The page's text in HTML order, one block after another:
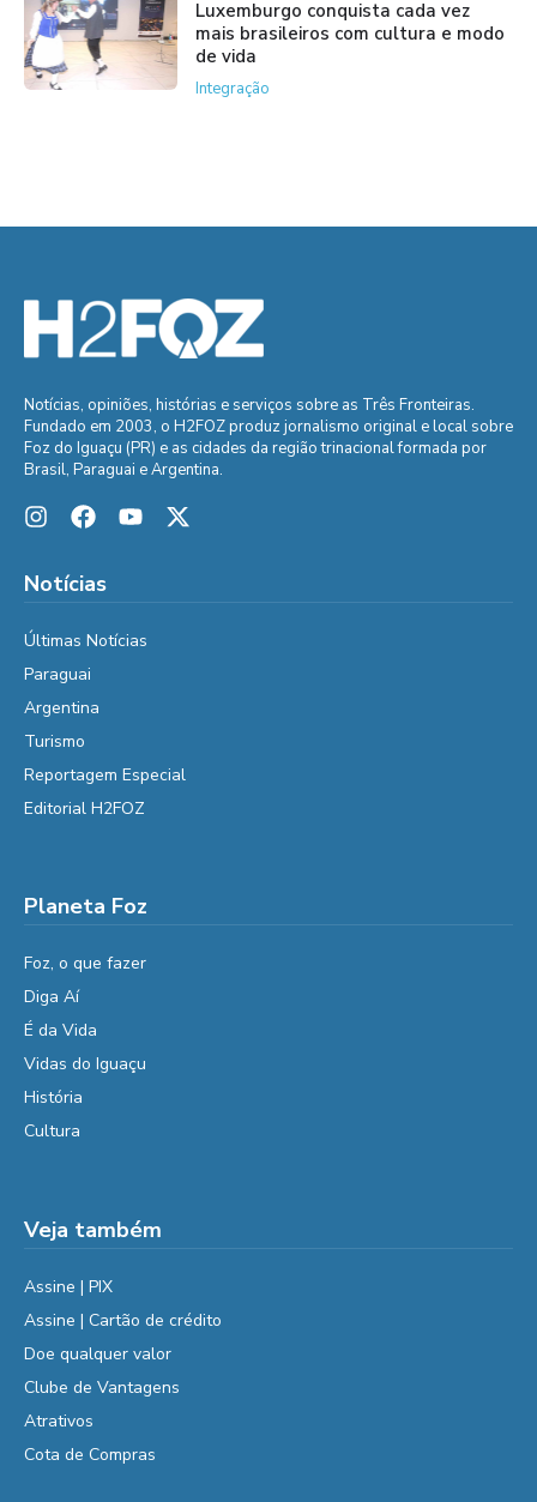
Luxemburgo conquista cada vez
mais brasileiros com cultura e modo
de vida
Integração
Notícias, opiniões, histórias e serviços sobre as Três Fronteiras.
Fundado em 2003, o H2FOZ produz jornalismo original e local sobre
Foz do Iguaçu (PR) e as cidades da região trinacional formada por
Brasil, Paraguai e Argentina.
Notícias
Últimas Notícias
Paraguai
Argentina
Turismo
Reportagem Especial
Editorial H2FOZ
Planeta Foz
Foz, o que fazer
Diga Aí
É da Vida
Vidas do Iguaçu
História
Cultura
Veja também
Assine | PIX
Assine | Cartão de crédito
Doe qualquer valor
Clube de Vantagens
Atrativos
Cota de Compras